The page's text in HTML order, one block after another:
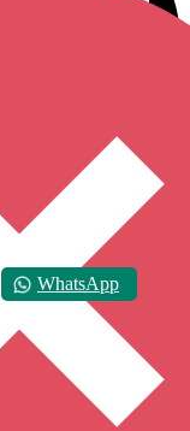
WhatsApp